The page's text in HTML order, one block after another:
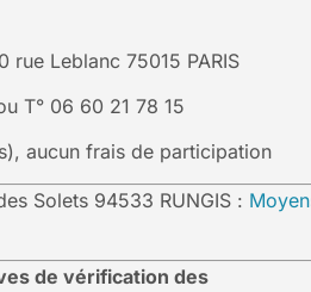
rue Leblanc 75015 PARIS
T° 06 60 21 78 15
aucun frais de participation
Solets 94533 RUNGIS :
de vérification des